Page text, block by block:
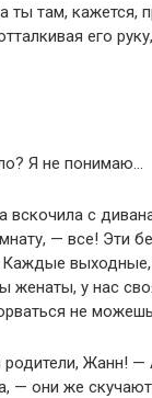
там, кажется,
его
Я не понимаю…
с
— все! Эти
выходные,
женаты, у нас
не
Жанн! —
— они же